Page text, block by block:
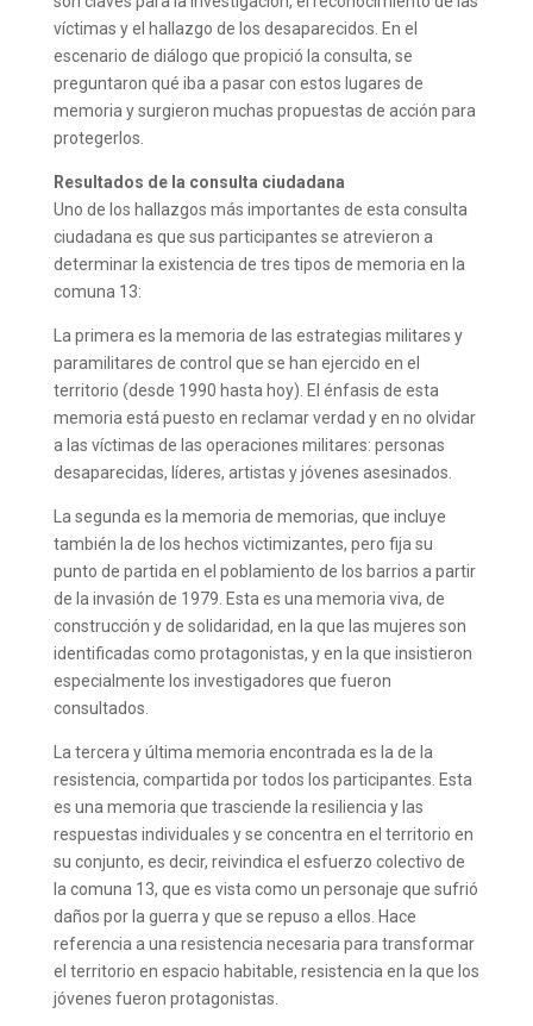
víctimas y el hallazgo de los desaparecidos. En el
escenario de diálogo que propició la consulta, se
preguntaron qué iba a pasar con estos lugares de
memoria y surgieron muchas propuestas de acción para
protegerlos.
Resultados de la consulta ciudadana
Uno de los hallazgos más importantes de esta consulta
ciudadana es que sus participantes se atrevieron a
determinar la existencia de tres tipos de memoria en la
comuna 13:
La primera es la memoria de las estrategias militares y
paramilitares de control que se han ejercido en el
territorio (desde 1990 hasta hoy). El énfasis de esta
memoria está puesto en reclamar verdad y en no olvidar
a las víctimas de las operaciones militares: personas
desaparecidas, líderes, artistas y jóvenes asesinados.
La segunda es la memoria de memorias, que incluye
también la de los hechos victimizantes, pero fija su
punto de partida en el poblamiento de los barrios a partir
de la invasión de 1979. Esta es una memoria viva, de
construcción y de solidaridad, en la que las mujeres son
identificadas como protagonistas, y en la que insistieron
especialmente los investigadores que fueron
consultados.
La tercera y última memoria encontrada es la de la
resistencia, compartida por todos los participantes. Esta
es una memoria que trasciende la resiliencia y las
respuestas individuales y se concentra en el territorio en
su conjunto, es decir, reivindica el esfuerzo colectivo de
la comuna 13, que es vista como un personaje que sufrió
daños por la guerra y que se repuso a ellos. Hace
referencia a una resistencia necesaria para transformar
el territorio en espacio habitable, resistencia en la que los
jóvenes fueron protagonistas.